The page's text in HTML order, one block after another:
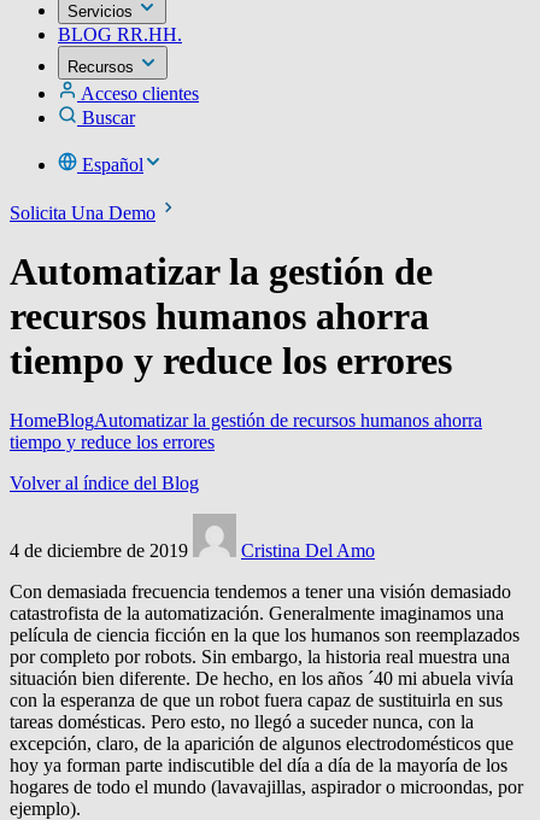
Servicios
BLOG RR.HH.
Recursos
Acceso clientes
Buscar
Español
Solicita Una Demo
Automatizar la gestión de
recursos humanos ahorra
tiempo y reduce los errores
HomeBlogAutomatizar la gestión de recursos humanos ahorra
tiempo y reduce los errores
Volver al índice del Blog
4 de diciembre de 2019
Cristina Del Amo
Con demasiada frecuencia tendemos a tener una visión demasiado
catastrofista de la automatización. Generalmente imaginamos una
película de ciencia ficción en la que los humanos son reemplazados
por completo por robots. Sin embargo, la historia real muestra una
situación bien diferente. De hecho, en los años ´40 mi abuela vivía
con la esperanza de que un robot fuera capaz de sustituirla en sus
tareas domésticas. Pero esto, no llegó a suceder nunca, con la
excepción, claro, de la aparición de algunos electrodomésticos que
hoy ya forman parte indiscutible del día a día de la mayoría de los
hogares de todo el mundo (lavavajillas, aspirador o microondas, por
ejemplo).